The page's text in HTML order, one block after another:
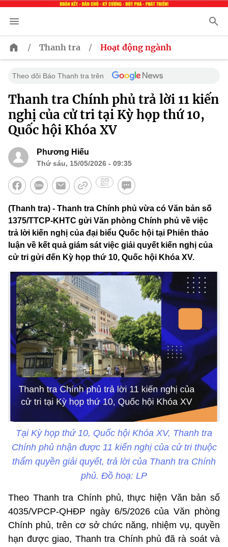
/ Thanh tra / Hoạt động ngành
Theo dõi Báo Thanh tra trên
Thanh tra Chính phủ trả lời 11 kiến
nghị của cử tri tại Kỳ họp thứ 10,
Quốc hội Khóa XV
Phương Hiếu
Thứ sáu, 15/05/2026 - 09:35
(Thanh tra) - Thanh tra Chính phủ vừa có Văn bản số
1375/TTCP-KHTC gửi Văn phòng Chính phủ về việc
trả lời kiến nghị của đại biểu Quốc hội tại Phiên thảo
luận về kết quả giám sát việc giải quyết kiến nghị của
cử tri gửi đến Kỳ họp thứ 10, Quốc hội Khóa XV.
Tại Kỳ họp thứ 10, Quốc hội Khóa XV, Thanh tra
Chính phủ nhận được 11 kiến nghị của cử tri thuộc
thẩm quyền giải quyết, trả lời của Thanh tra Chính
phủ. Đồ hoạ: LP
Theo Thanh tra Chính phủ, thực hiện Văn bản số
4035/VPCP-QHĐP ngày 6/5/2026 của Văn phòng
Chính phủ, trên cơ sở chức năng, nhiệm vụ, quyền
hạn được giao, Thanh tra Chính phủ đã rà soát và